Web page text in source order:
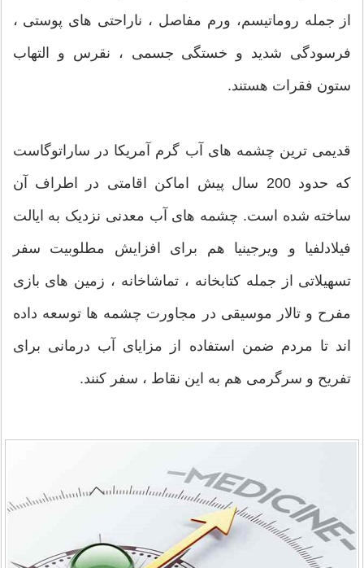
از جمله روماتیسم، ورم مفاصل ، ناراحتی های پوستی ،
فرسودگی شدید و خستگی جسمی ، نقرس و التهاب
ستون فقرات هستند.
قدیمی ترین چشمه های آب گرم آمریکا در ساراتوگاست
که حدود 200 سال پیش اماکن اقامتی در اطراف آن
ساخته شده است. چشمه های آب معدنی نزدیک به ایالت
فیلادلفیا و ویرجینیا هم برای افزایش مطلوبیت سفر
تسهیلاتی از جمله کتابخانه ، تماشاخانه ، زمین های بازی
مفرح و تالار موسیقی در مجاورت چشمه ها توسعه داده
اند تا مردم ضمن استفاده از مزایای آب درمانی برای
تفریح و سرگرمی هم به این نقاط ، سفر کنند.